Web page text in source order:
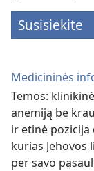
Susisiekite
Medicininės
Temos:
anemiją be
ir etinė pozicija
kurias
per savo